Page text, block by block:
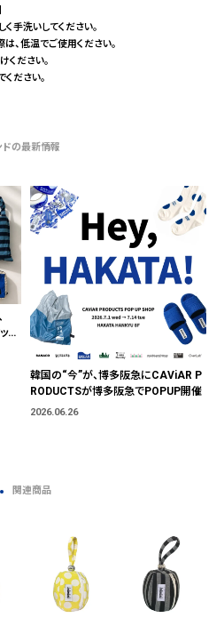
手洗いしてください。
、低温でご使用ください。
ください。
ださい。
ドの最新情報
ト
韓国の“今”が、博多阪急にCAViAR P
RODUCTSが博多阪急でPOPUP開催
2026.06.26
関連商品